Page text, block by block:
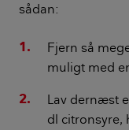
sådan:
Fjern så
muligt med
Lav dernæst
dl citronsyre,